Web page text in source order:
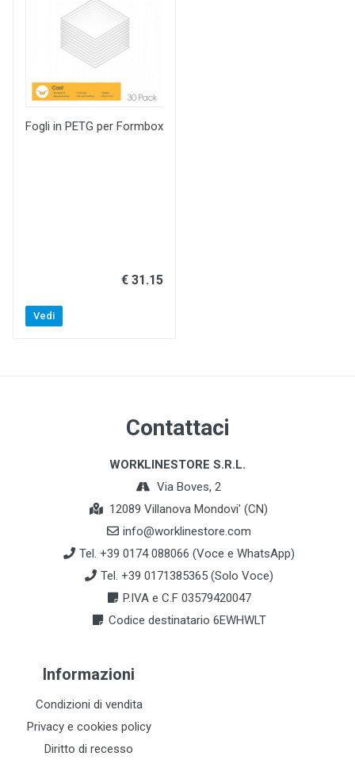
Fogli in PETG per Formbox
€ 31.15
Vedi
Contattaci
WORKLINESTORE S.R.L.
Via Boves, 2
12089 Villanova Mondovi' (CN)
info@worklinestore.com
Tel. +39 0174 088066 (Voce e WhatsApp)
Tel. +39 0171385365 (Solo Voce)
P.IVA e C.F 03579420047
Codice destinatario 6EWHWLT
Informazioni
Condizioni di vendita
Privacy e cookies policy
Diritto di recesso